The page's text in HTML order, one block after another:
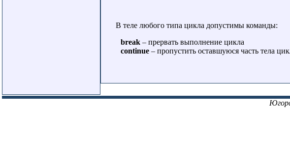
В теле любого типа цикла допустимы команды:
break – прервать выполнение цикла
сontinue – пропустить оставшуюся часть тела